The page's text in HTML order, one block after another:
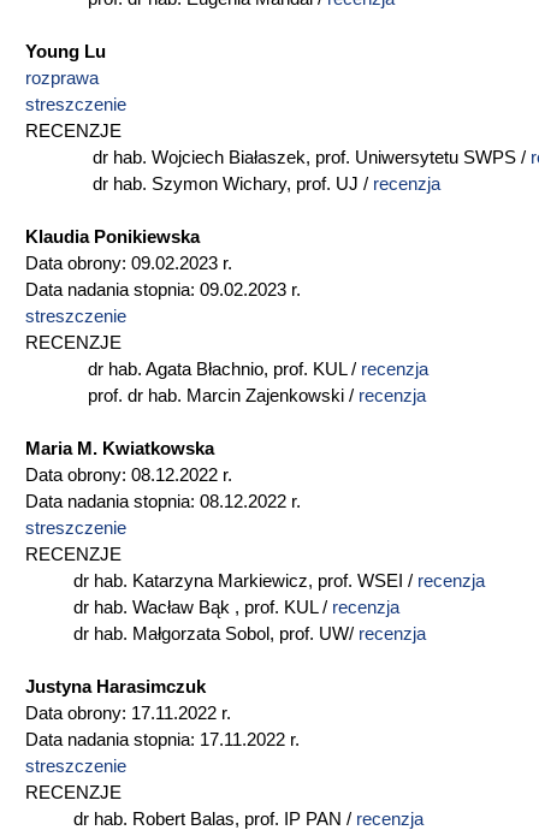
Young Lu
rozprawa
streszczenie
RECENZJE
dr hab. Wojciech Białaszek, prof. Uniwersytetu SWPS /
dr hab. Szymon Wichary, prof. UJ / recenzja
Klaudia Ponikiewska
Data obrony: 09.02.2023 r.
Data nadania stopnia: 09.02.2023 r.
streszczenie
RECENZJE
dr hab. Agata Błachnio, prof. KUL / recenzja
prof. dr hab. Marcin Zajenkowski / recenzja
Maria M. Kwiatkowska
Data obrony: 08.12.2022 r.
Data nadania stopnia: 08.12.2022 r.
streszczenie
RECENZJE
dr hab. Katarzyna Markiewicz, prof. WSEI / recenzja
dr hab. Wacław Bąk , prof. KUL / recenzja
dr hab. Małgorzata Sobol, prof. UW/ recenzja
Justyna Harasimczuk
Data obrony: 17.11.2022 r.
Data nadania stopnia: 17.11.2022 r.
streszczenie
RECENZJE
dr hab. Robert Balas, prof. IP PAN / recenzja